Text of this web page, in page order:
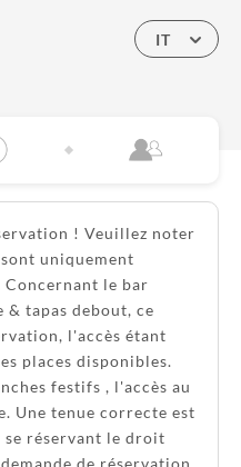
IT
! Veuillez noter
uniquement
Concernant le bar
& tapas debout, ce
l'accès étant
places disponibles.
festifs , l'accès au
Une tenue correcte est
réservant le droit
de réservation